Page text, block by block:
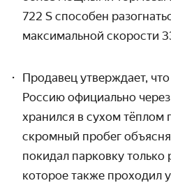
722 S способен
максимальной скорости
Продавец утверждает,
Россию официально
хранился в сухом тёплом
скромный пробег
покидал парковку
которое также проходил